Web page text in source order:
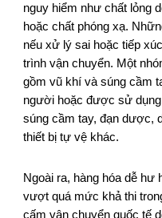
nguy hiểm như chất lỏng
hoặc chất phóng xạ.
nếu xử lý sai hoặc tiếp
trình vận chuyển. Một
gồm vũ khí và súng cầm
người hoặc được sử
súng cầm tay, đạn dược,
thiết bị tự vệ khác.
Ngoài ra, hàng hóa dễ hư
vượt quá mức khả thi
cấm vận chuyển quốc tế